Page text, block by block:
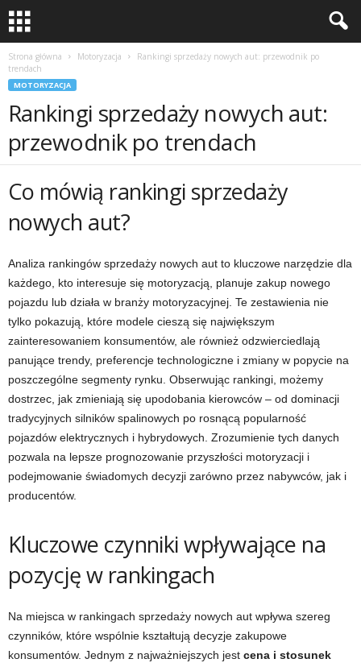
Strona główna Motoryzacja
Rankingi sprzedaży nowych aut: przewodnik po
trendach
MOTORYZACJA
Rankingi sprzedaży nowych aut:
przewodnik po trendach
Co mówią rankingi sprzedaży
nowych aut?
Analiza rankingów sprzedaży nowych aut to kluczowe narzędzie dla
każdego, kto interesuje się motoryzacją, planuje zakup nowego
pojazdu lub działa w branży motoryzacyjnej. Te zestawienia nie
tylko pokazują, które modele cieszą się największym
zainteresowaniem konsumentów, ale również odzwierciedlają
panujące trendy, preferencje technologiczne i zmiany w popycie na
poszczególne segmenty rynku. Obserwując rankingi, możemy
dostrzec, jak zmieniają się upodobania kierowców – od dominacji
tradycyjnych silników spalinowych po rosnącą popularność
pojazdów elektrycznych i hybrydowych. Zrozumienie tych danych
pozwala na lepsze prognozowanie przyszłości motoryzacji i
podejmowanie świadomych decyzji zarówno przez nabywców, jak i
producentów.
Kluczowe czynniki wpływające na
pozycję w rankingach
Na miejsca w rankingach sprzedaży nowych aut wpływa szereg
czynników, które wspólnie kształtują decyzje zakupowe
konsumentów. Jednym z najważniejszych jest cena i stosunek